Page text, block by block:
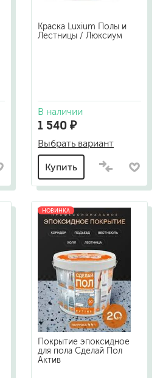
Краска Luxium Полы и
Лестницы / Люксиум
В наличии
1 540 ₽
Выбрать вариант
Купить
НОВИНКА
Покрытие эпоксидное
для пола Сделай Пол
Актив